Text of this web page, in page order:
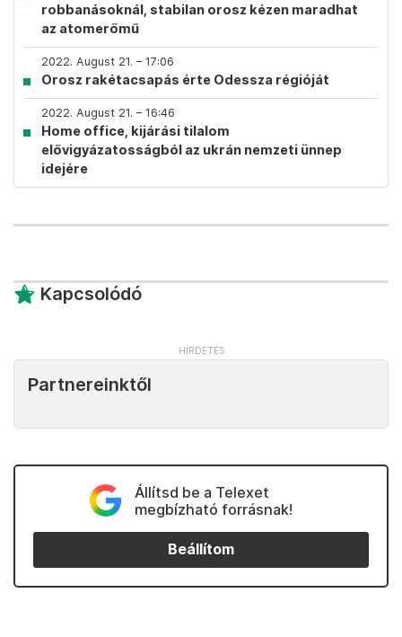
robbanásoknál, stabilan orosz kézen maradhat
az atomerőmű
2022. August 21. – 17:06
Orosz rakétacsapás érte Odessza régióját
2022. August 21. – 16:46
Home office, kijárási tilalom
elővigyázatosságból az ukrán nemzeti ünnep
idejére
Kapcsolódó
Partnereinktől
Állítsd be a Telexet
megbízható forrásnak!
Beállítom